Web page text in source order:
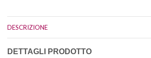
DESCRIZIONE
DETTAGLI PRODOTTO